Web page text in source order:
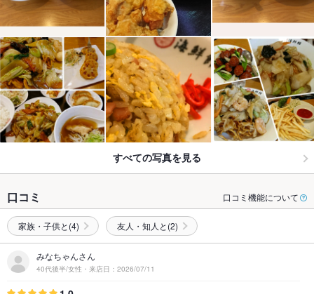
すべての写真を見る
口コミ 口コミ機能について
家族・子供と(4) 友人・知人と(2)
みなちゃんさん
40代後半/女性・来店日：2026/07/11